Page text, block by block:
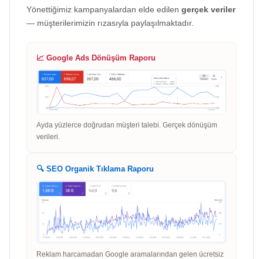
Yönettiğimiz kampanyalardan elde edilen gerçek veriler
— müşterilerimizin rızasıyla paylaşılmaktadır.
📈 Google Ads Dönüşüm Raporu
Ayda yüzlerce doğrudan müşteri talebi. Gerçek dönüşüm
verileri.
🔍 SEO Organik Tıklama Raporu
Reklam harcamadan Google aramalarından gelen ücretsiz